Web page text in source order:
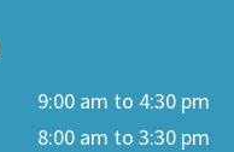
9:00 am to 4:30 pm
8:00 am to 3:30 pm